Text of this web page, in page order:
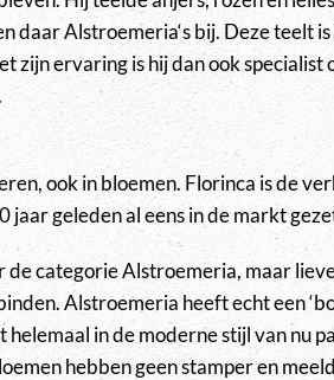
daar Alstroemeria‘s bij. Deze teelt
zijn ervaring is hij dan ook specialist
ook in bloemen. Florinca is de
jaar geleden al eens in de markt
de categorie Alstroemeria, maar
Alstroemeria heeft echt een
helemaal in de moderne stijl van nu
hebben geen stamper en